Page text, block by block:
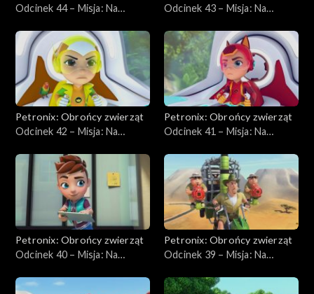
Odcinek 44 – Misja: Na
Odcinek 43 – Misja: Na
Petronix: Obrońcy zwierząt
Odcinek 42 – Misja: Na
nierozłączkom
Petronix: Obrońcy zwierząt
Odcinek 41 – Misja: Na
Petronix: Obrońcy zwierząt
Odcinek 40 – Misja: Na
kędzierzawemu
Petronix: Obrońcy zwierząt
Odcinek 39 – Misja: Na